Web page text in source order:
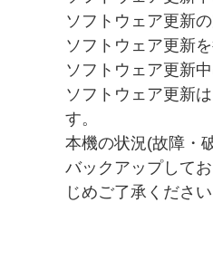
ソフトウェア更新
ソフトウェア更新
ソフトウェア更新
ソフトウェア更新
す。
本機の状況(故障・
バックアップして
じめご了承ください